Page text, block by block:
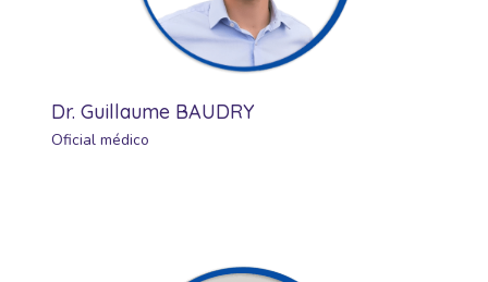
Dr. Guillaume BAUDRY
Oficial médico